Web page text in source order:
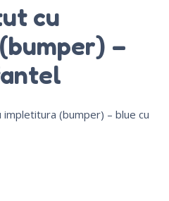
cu
–
(bumper) – blue cu